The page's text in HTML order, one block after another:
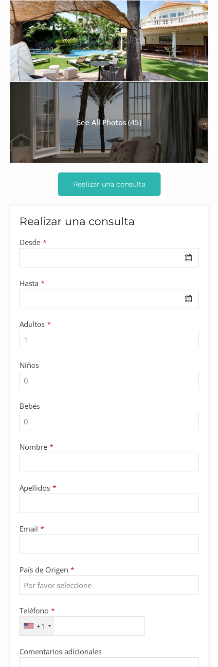
See All Photos (45)
Realizar una consulta
Realizar una consulta
Desde *
Hasta *
Adultos *
Niños
Bebés
Nombre *
Apellidos *
Email *
País de Origen *
Teléfono *
+1
Business
Email *
Comentarios adicionales